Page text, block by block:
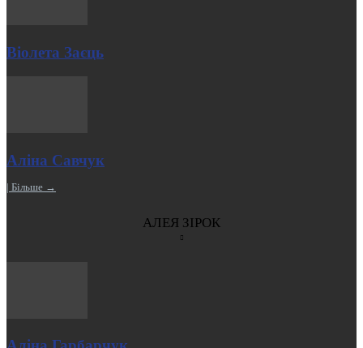
Віолета Заєць
Аліна Савчук
| Більше →
АЛЕЯ ЗІРОК